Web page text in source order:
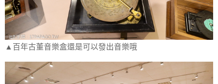
▲百年古董音樂盒還是可以發出音樂哦